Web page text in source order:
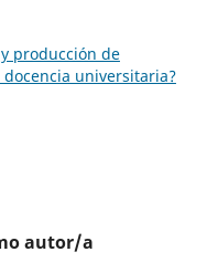
producción de
docencia universitaria?
autor/a